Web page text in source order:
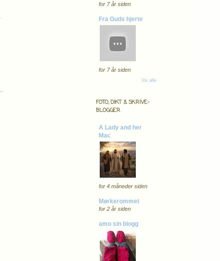
for 7 år siden
Fra Guds hjerte
for 7 år siden
Vis alle
FOTO, DIKT & SKRIVE-
BLOGGER
A Lady and her
Mac
for 4 måneder siden
Mørkerommet
for 2 år siden
amo sin blogg